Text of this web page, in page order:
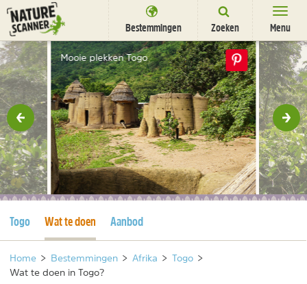
Ga
naar
content
Bestemmingen Zoeken Menu
Bestemmingen
Overnachten
Activiteiten
Natuurparken
Dieren
Nieuwsbrief
Mooie plekken Togo
Huidige pagina
Togo Huidige pagina
Wat te doen Aanbod
Home > Bestemmingen > Afrika > Togo >
Wat te doen in Togo?